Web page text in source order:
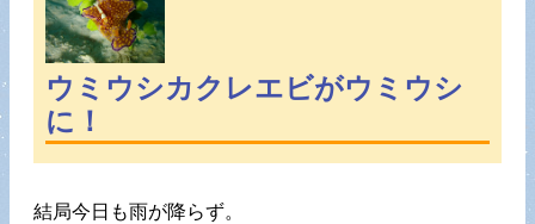
ウミウシカクレエビがウミウシ
に！
結局今日も雨が降らず。